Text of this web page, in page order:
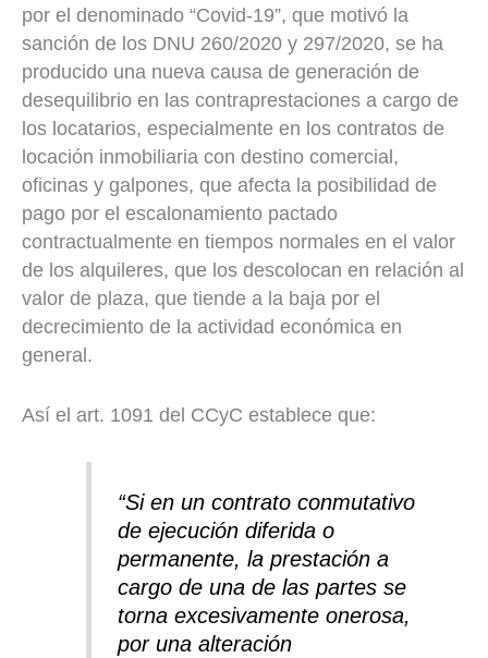
por el denominado “Covid-19”, que motivó la
sanción de los DNU 260/2020 y 297/2020, se ha
producido una nueva causa de generación de
desequilibrio en las contraprestaciones a cargo de
los locatarios, especialmente en los contratos de
locación inmobiliaria con destino comercial,
oficinas y galpones, que afecta la posibilidad de
pago por el escalonamiento pactado
contractualmente en tiempos normales en el valor
de los alquileres, que los descolocan en relación al
valor de plaza, que tiende a la baja por el
decrecimiento de la actividad económica en
general.
Así el art. 1091 del CCyC establece que:
“Si en un contrato conmutativo
de ejecución diferida o
permanente, la prestación a
cargo de una de las partes se
torna excesivamente onerosa,
por una alteración